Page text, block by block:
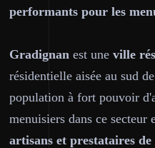
performants pour les
Gradignan est une ville
résidentielle aisée au sud
population à fort pouvoir
menuisiers dans ce
artisans et prestataires